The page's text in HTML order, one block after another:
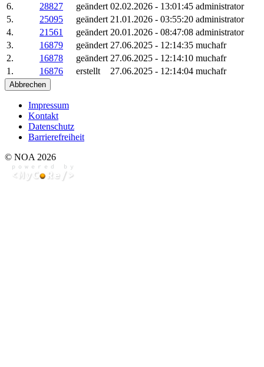
6.
28827 geändert 02.02.2026 - 13:01:45 administrator
5.
25095 geändert 21.01.2026 - 03:55:20 administrator
4.
21561 geändert 20.01.2026 - 08:47:08 administrator
3.
16879 geändert 27.06.2025 - 12:14:35 muchafr
2.
16878 geändert 27.06.2025 - 12:14:10 muchafr
1.
16876 erstellt 27.06.2025 - 12:14:04 muchafr
Abbrechen
Impressum
Kontakt
Datenschutz
Barrierefreiheit
© NOA 2026